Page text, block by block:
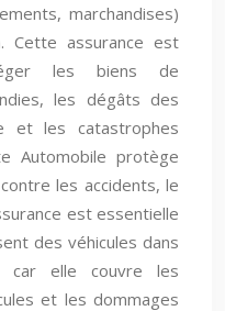
marchandises)
Cette assurance est
les biens de
les dégâts des
et les catastrophes
Automobile protège
les accidents, le
est essentielle
des véhicules dans
car elle couvre les
et les dommages